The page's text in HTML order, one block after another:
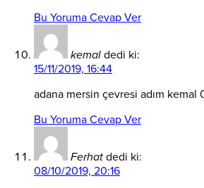
Bu Yoruma Cevap Ver
kemal dedi ki:
15/11/2019, 16:44
adana mersin çevresi adım kemal
Bu Yoruma Cevap Ver
Ferhat dedi ki:
08/10/2019, 20:16